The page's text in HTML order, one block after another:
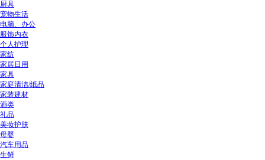
厨具
宠物生活
电脑、办公
服饰内衣
个人护理
家纺
家居日用
家具
家庭清洁/纸品
家装建材
酒类
礼品
美妆护肤
母婴
汽车用品
生鲜